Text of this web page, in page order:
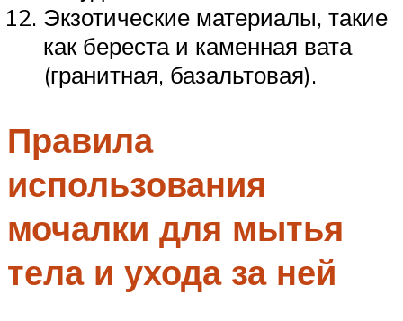
Экзотические материалы, такие
как береста и каменная вата
(гранитная, базальтовая).
Правила
использования
мочалки для мытья
тела и ухода за ней